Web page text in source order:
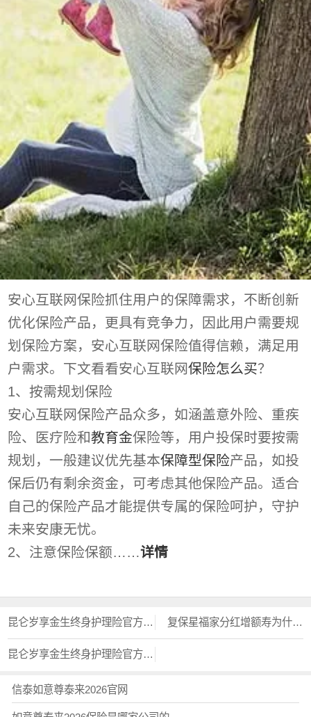
安心互联网保险抓住用户的保障需求，不断创新
优化保险产品，更具有竞争力，因此用户需要规
划保险方案，安心互联网保险值得信赖，满足用
户需求。下文看看安心互联网保险怎么买？
1、按需规划保险
安心互联网保险产品众多，如涵盖意外险、重疾
险、医疗险和教育金保险等，用户投保时要按需
规划，一般建议优先基本保障型保险产品，如投
保后仍有剩余资金，可考虑其他保险产品。适合
自己的保险产品才能提供专属的保险呵护，守护
未来安康无忧。
2、注意保险保额……详情
昆仑岁享金生终身护理险官方投保入口？？ 复保星福家分红增额寿为什么不建议买
昆仑岁享金生终身护理险官方投保入口？？
信泰如意尊泰来2026官网